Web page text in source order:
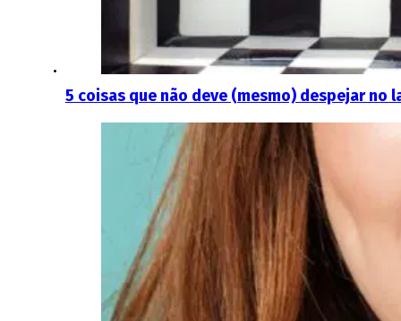
5 coisas que não deve (mesmo) despejar no